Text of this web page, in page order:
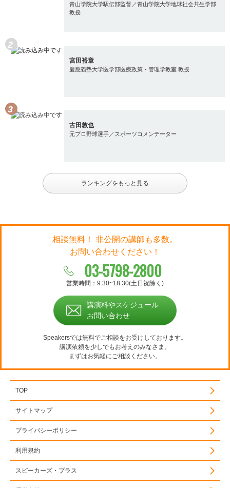
青山学院大学駅伝部監督／青山学院大学地球社会共生学部
教授
宮田裕章
慶應義塾大学医学部医療政策・管理学教室 教授
古田敦也
元プロ野球選手／スポーツコメンテーター
ランキングをもっと見る
相談無料！ 非公開の講師も多数。
お問い合わせください！
03-5798-2800
営業時間：9:30~18:30(土日祝除く)
講演料やスケジュール
お問い合わせ
Speakersでは無料でご相談をお受けしております。
講演依頼を少しでもお考えのみなさま、
まずはお気軽にご相談ください。
TOP
サイトマップ
プライバシーポリシー
利用規約
スピーカーズ・プラス